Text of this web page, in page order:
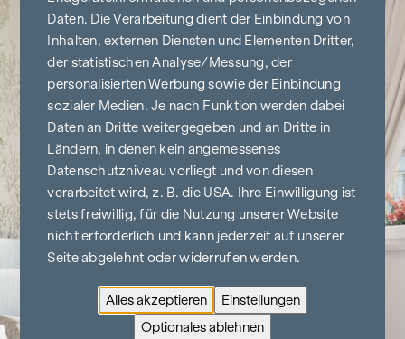
Daten. Die Verarbeitung dient der Einbindung von
Inhalten, externen Diensten und Elementen Dritter,
der statistischen Analyse/Messung, der
personalisierten Werbung sowie der Einbindung
sozialer Medien. Je nach Funktion werden dabei
Daten an Dritte weitergegeben und an Dritte in
Ländern, in denen kein angemessenes
Datenschutzniveau vorliegt und von diesen
verarbeitet wird, z. B. die USA. Ihre Einwilligung ist
stets freiwillig, für die Nutzung unserer Website
nicht erforderlich und kann jederzeit auf unserer
Seite abgelehnt oder widerrufen werden.
Alles akzeptieren
Einstellungen
Optionales ablehnen